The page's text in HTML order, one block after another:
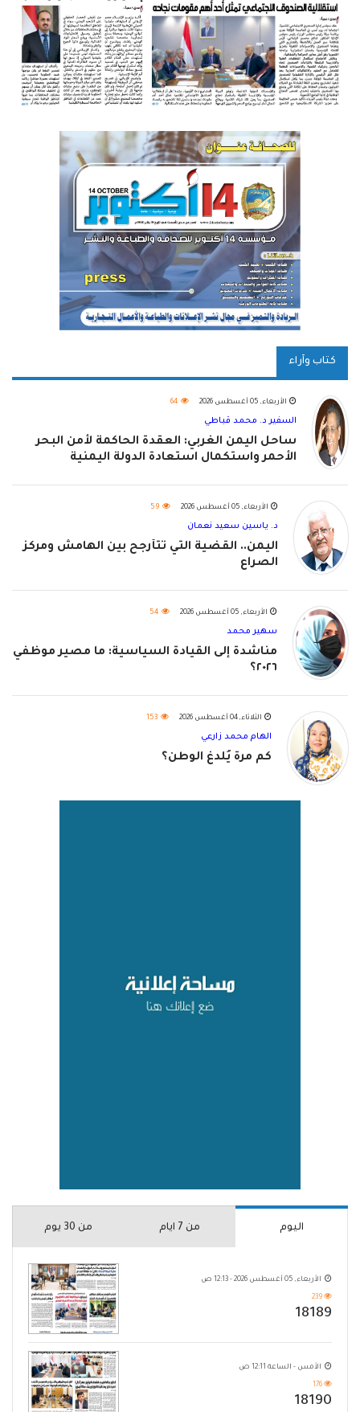
كتاب وآراء
الأربعاء, 05 أغسطس 2026 64
السفير د. محمد قباطي
ساحل اليمن الغربي: العقدة الحاكمة لأمن البحر
الأحمر واستكمال استعادة الدولة اليمنية
الأربعاء, 05 أغسطس 2026 59
د. ياسين سعيد نعمان
اليمن.. القضية التي تتأرجح بين الهامش ومركز
الصراع
الأربعاء, 05 أغسطس 2026 54
سهير محمد
مناشدة إلى القيادة السياسية: ما مصير موظفي
٢٠٢٦؟
الثلاثاء, 04 أغسطس 2026 153
الهام محمد زارعي
كم مرة يُلدغ الوطن؟
اليوم من 7 ايام من 30 يوم
الأربعاء, 05 أغسطس 2026 - 12:13 ص
239
18189
الأمس - الساعة 12:11 ص
176
18190